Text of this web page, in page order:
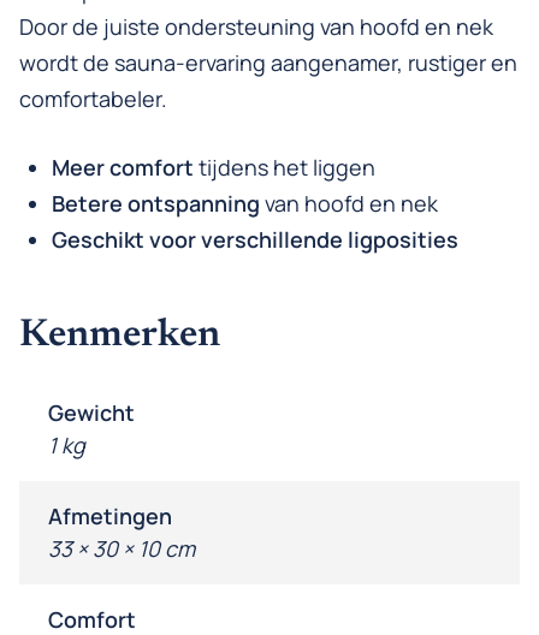
Door de juiste ondersteuning van hoofd en nek
wordt de sauna-ervaring aangenamer, rustiger en
comfortabeler.
Meer comfort tijdens het liggen
Betere ontspanning van hoofd en nek
Geschikt voor verschillende ligposities
Kenmerken
Gewicht
1 kg
Afmetingen
33 × 30 × 10 cm
Comfort